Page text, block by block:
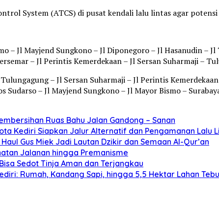
System (ATCS) di pusat kendali lalu lintas agar
– Jl Mayjend Sungkono – Jl Diponegoro – Jl Hasanudin –
– Jl Perintis Kemerdekaan – Jl Sersan Suharmaji –
– Jl Sersan Suharmaji – Jl Perintis
– Jl Mayjend Sungkono – Jl Mayor Bismo –
Ruas Bahu Jalan Gandong – Sanan
Kediri Siapkan Jalur Alternatif dan Pengamanan Lalu
Gus Miek Jadi Lautan Dzikir dan Semaan Al-Qur’an
Jalanan hingga Premanisme
Sedot Tinja Aman dan Terjangkau
Rumah, Kandang Sapi, hingga 5,5 Hektar Lahan